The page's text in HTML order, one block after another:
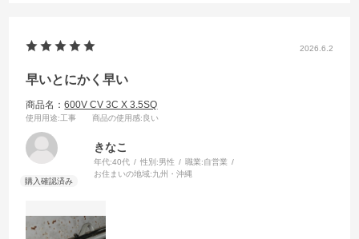
2026.6.2
早いとにかく早い
商品名：600V CV 3C X 3.5SQ
使用用途:工事 商品の使用感:良い
きなこ
年代:40代 性別:男性 職業:自営業
お住まいの地域:九州・沖縄